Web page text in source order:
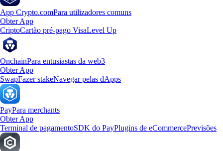
App Crypto.comPara utilizadores comuns
Obter App
CriptoCartão pré-pago VisaLevel Up
OnchainPara entusiastas da web3
Obter App
SwapFazer stakeNavegar pelas dApps
PayPara merchants
Obter App
Terminal de pagamentoSDK do PayPlugins de eCommercePrevisões